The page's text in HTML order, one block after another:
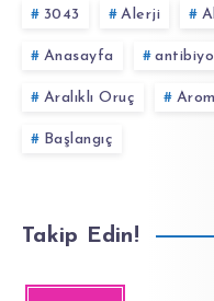
3043 Alerji
Anasayfa
Aralıklı Oruç
Başlangıç
Takip Edin!